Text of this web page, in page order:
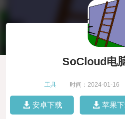
SoCloud电
工具 时间：2024-01-16
安卓下载 苹果